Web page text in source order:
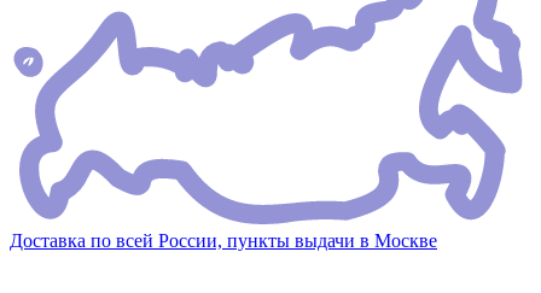
Доставка по всей России, пункты выдачи в Москве